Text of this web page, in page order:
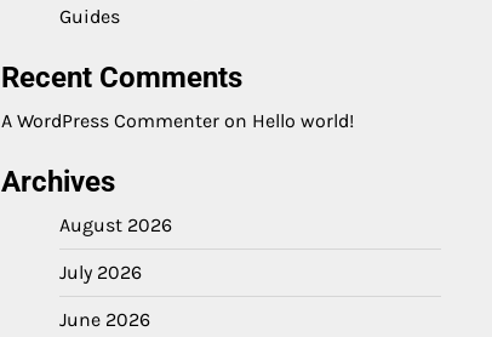
Guides
Recent Comments
A WordPress Commenter on Hello world!
Archives
August 2026
July 2026
June 2026